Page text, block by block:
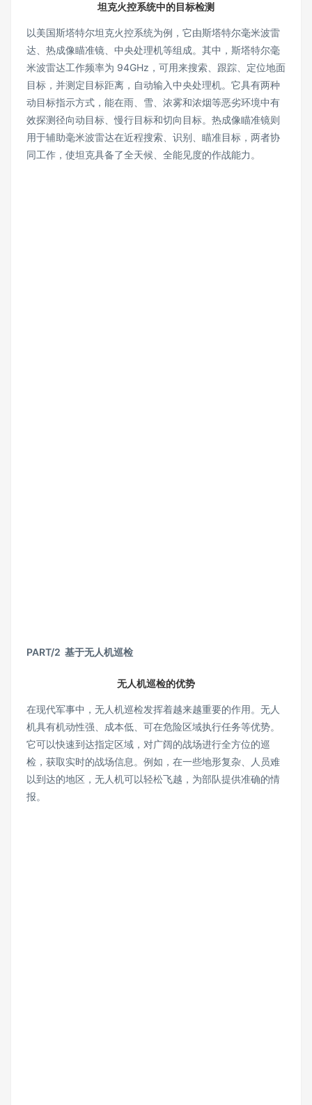
坦克火控系统中的目标检测
以美国斯塔特尔坦克火控系统为例，它由斯塔特尔毫米波雷
达、热成像瞄准镜、中央处理机等组成。其中，斯塔特尔毫
米波雷达工作频率为 94GHz，可用来搜索、跟踪、定位地面
目标，并测定目标距离，自动输入中央处理机。它具有两种
动目标指示方式，能在雨、雪、浓雾和浓烟等恶劣环境中有
效探测径向动目标、慢行目标和切向目标。热成像瞄准镜则
用于辅助毫米波雷达在近程搜索、识别、瞄准目标，两者协
同工作，使坦克具备了全天候、全能见度的作战能力。
PART/2 基于无人机巡检
无人机巡检的优势
在现代军事中，无人机巡检发挥着越来越重要的作用。无人
机具有机动性强、成本低、可在危险区域执行任务等优势。
它可以快速到达指定区域，对广阔的战场进行全方位的巡
检，获取实时的战场信息。例如，在一些地形复杂、人员难
以到达的地区，无人机可以轻松飞越，为部队提供准确的情
报。